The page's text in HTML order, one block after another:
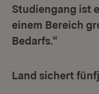
Studiengang ist
einem Bereich
Bedarfs.“
Land sichert